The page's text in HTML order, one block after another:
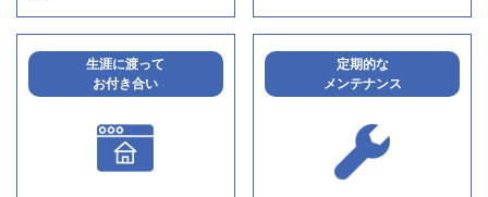
生涯に渡って
お付き合い
定期的な
メンテナンス